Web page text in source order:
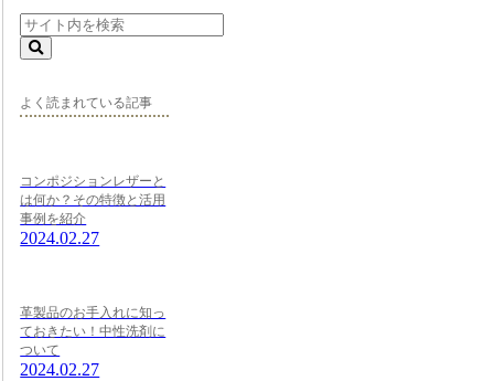
よく読まれている記事
コンポジションレザーと
は何か？その特徴と活用
事例を紹介
2024.02.27
革製品のお手入れに知っ
ておきたい！中性洗剤に
ついて
2024.02.27